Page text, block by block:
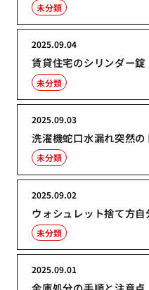
未分類
賃貸住宅のシリンダー錠
2025.09.04
未分類
洗濯機蛇口水漏れ突然
2025.09.03
未分類
ウォシュレット捨て方
2025.09.02
未分類
2025.09.01